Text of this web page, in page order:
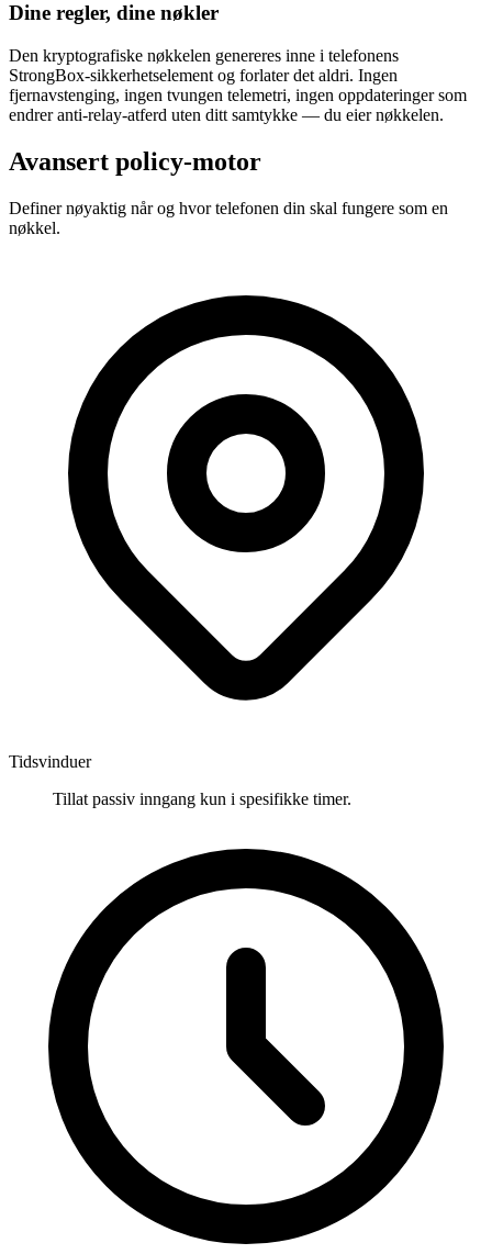
Dine regler, dine nøkler
Den kryptografiske nøkkelen genereres inne i telefonens
StrongBox-sikkerhetselement og forlater det aldri. Ingen
fjernavstenging, ingen tvungen telemetri, ingen oppdateringer som
endrer anti-relay-atferd uten ditt samtykke — du eier nøkkelen.
Avansert policy-motor
Definer nøyaktig når og hvor telefonen din skal fungere som en
nøkkel.
Tidsvinduer
Tillat passiv inngang kun i spesifikke timer.